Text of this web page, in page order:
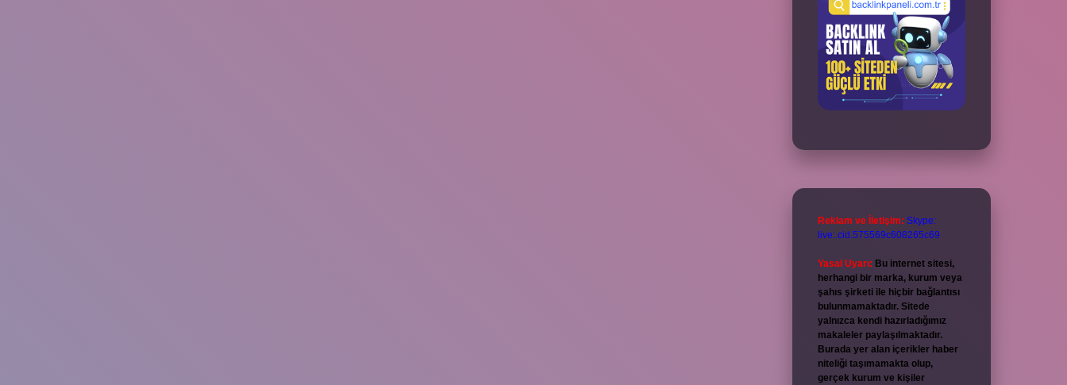
Reklam ve İletişim: Skype:
live:.cid.575569c608265c69
Yasal Uyarı: Bu internet sitesi,
herhangi bir marka, kurum veya
şahıs şirketi ile hiçbir bağlantısı
bulunmamaktadır. Sitede
yalnızca kendi hazırladığımız
makaleler paylaşılmaktadır.
Burada yer alan içerikler haber
niteliği taşımamakta olup,
gerçek kurum ve kişiler